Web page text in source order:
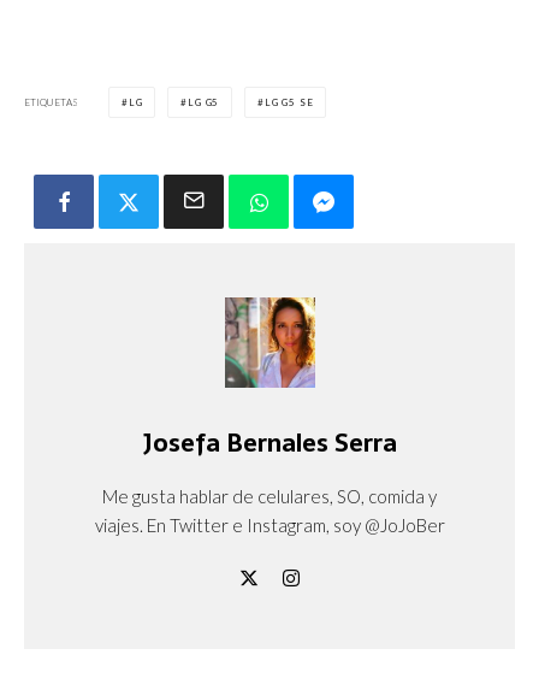
ETIQUETAS LG LG G5 LG G5 SE
Josefa Bernales Serra
Me gusta hablar de celulares, SO, comida y
viajes. En Twitter e Instagram, soy @JoJoBer